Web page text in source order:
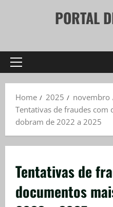
PORTAL
Primary
Home
2025 novembro
Tentativas de fraudes com
dobram de 2022 a 2025
Tentativas de
documentos